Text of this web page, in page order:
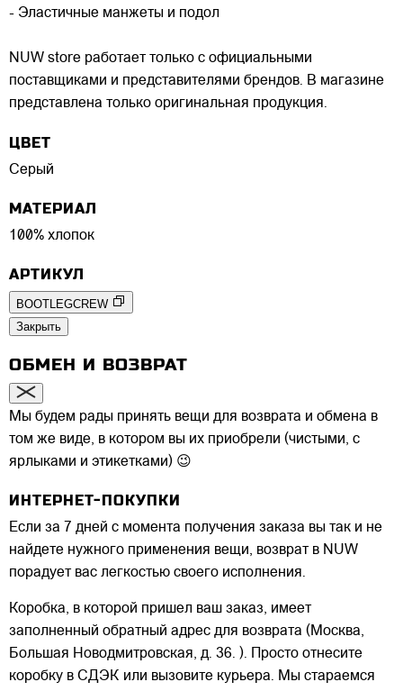
- Эластичные манжеты и подол
NUW store работает только с официальными
поставщиками и представителями брендов. В магазине
представлена только оригинальная продукция.
ЦВЕТ
Серый
МАТЕРИАЛ
100% хлопок
АРТИКУЛ
BOOTLEGCREW
Закрыть
ОБМЕН И ВОЗВРАТ
Мы будем рады принять вещи для возврата и обмена в
том же виде, в котором вы их приобрели (чистыми, с
ярлыками и этикетками) 😉
ИНТЕРНЕТ-ПОКУПКИ
Если за 7 дней с момента получения заказа вы так и не
найдете нужного применения вещи, возврат в NUW
порадует вас легкостью своего исполнения.
Коробка, в которой пришел ваш заказ, имеет
заполненный обратный адрес для возврата (Москва,
Большая Новодмитровская, д. 36. ). Просто отнесите
коробку в СДЭК или вызовите курьера. Мы стараемся